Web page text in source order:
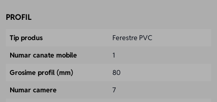
PROFIL
Tip produs
Ferestre PVC
Numar canate mobile
1
Grosime profil (mm)
80
Numar camere
7